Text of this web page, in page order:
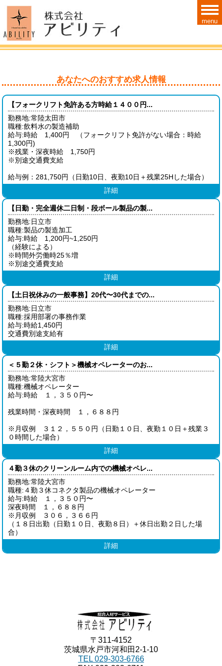
あなたへのおすすめ求人情報
【フォークリフト免許ある方時給１４００円...
勤務地:常陸太田市
職種:飲料水の製造補助
給与:時給 1,400円 （フォークリフト免許がない場合：時給
1,300円)
※残業・深夜時給 1,750円
※別途交通費支給
給与例：281,750円（日勤10日、夜勤10日＋残業25Hした場合）
詳細
【日勤・完全週休二日制・段ボール製品の製...
勤務地:日立市
職種:製品の製造加工
給与:時給 1,200円~1,250円
（経験による）
※時間外労働時25％増
※別途交通費支給
詳細
【土日祝休みの一般事務】20代〜30代までの...
勤務地:日立市
職種:採用部署の事務作業
給与:時給1,450円
交通費別途支給有
詳細
＜５勤２休・シフト＞機械オペレーターのお...
勤務地:常陸大宮市
職種:機械オペレーター
給与:時給 １，３５０円〜
残業時間・深夜時間 １，６８８円
※月収例 ３１２，５５０円（日勤１０日、夜勤１０日＋残業３
０時間した場合）
詳細
４勤３休のクリーンルーム内での機械オペレ...
勤務地:常陸大宮市
職種:４勤３休コネクタ製品の機械オペレーター
給与:時給 １，３５０円〜
深夜時間 １，６８８円
※月収例 ３０６，３６６円
（１８日出勤（日勤１０日、夜勤８日）＋休日出勤２日した場
合）
詳細
menu
〒311-4152
茨城県水戸市河和田2-1-10
TEL 029-303-6766